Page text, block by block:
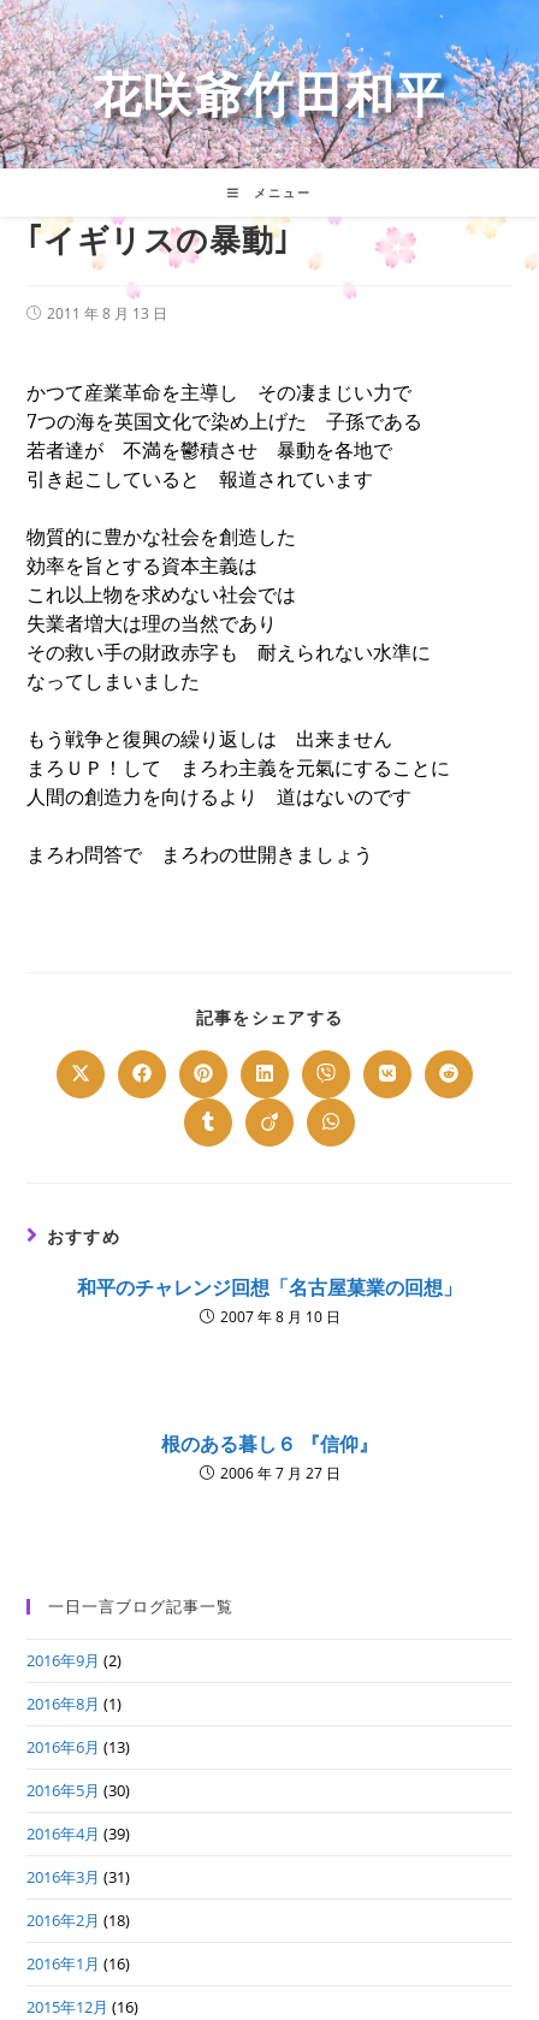
コ
ン
テ
ン
ツ
へ
ス
花咲爺竹田和平
メニュー
｢イギリスの暴動｣
投
日:
2011 年 8 月 13 日
かつて産業革命を主導し その凄まじい力で
7つの海を英国文化で染め上げた 子孫である
若者達が 不満を鬱積させ 暴動を各地で
引き起こしていると 報道されています
物質的に豊かな社会を創造した
効率を旨とする資本主義は
これ以上物を求めない社会では
失業者増大は理の当然であり
その救い手の財政赤字も 耐えられない水準に
なってしまいました
もう戦争と復興の繰り返しは 出来ません
まろＵＰ！して まろわ主義を元氣にすることに
人間の創造力を向けるより 道はないのです
まろわ問答で まろわの世開きましょう
記事をシェアする
CONTENT
Opens
in
Opens
in
window
Opens
in
a
new
window
Opens
in
a
new
window
Opens
in
a
new
window
Opens
in
Opens
in
Opens
in
Opens
in
Opens
in
おすすめ
和平のチャレンジ回想「名古屋菓業の回想」
2007 年 8 月 10 日
根のある暮し６ 『信仰』
2006 年 7 月 27 日
一日一言ブログ記事一覧
2016年9月 (2)
2016年8月 (1)
2016年6月 (13)
2016年5月 (30)
2016年4月 (39)
2016年3月 (31)
2016年2月 (18)
2016年1月 (16)
2015年12月 (16)